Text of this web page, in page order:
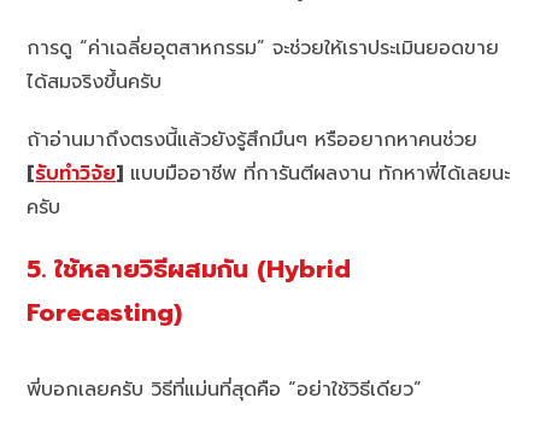
การดู “ค่าเฉลี่ยอุตสาหกรรม” จะช่วยให้เราประเมินยอดขาย
ได้สมจริงขึ้นครับ
ถ้าอ่านมาถึงตรงนี้แล้วยังรู้สึกมึนๆ หรืออยากหาคนช่วย
[รับทำวิจัย] แบบมืออาชีพ ที่การันตีผลงาน ทักหาพี่ได้เลยนะ
ครับ
5. ใช้หลายวิธีผสมกัน (Hybrid
Forecasting)
พี่บอกเลยครับ วิธีที่แม่นที่สุดคือ “อย่าใช้วิธีเดียว”